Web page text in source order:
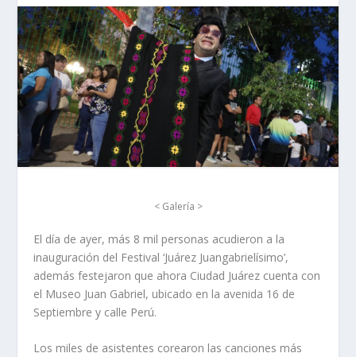
< Galería >
El día de ayer, más 8 mil personas acudieron a la
inauguración del Festival ‘Juárez Juangabrielísimo’,
además festejaron que ahora Ciudad Juárez cuenta con
el Museo Juan Gabriel, ubicado en la avenida 16 de
Septiembre y calle Perú.
Los miles de asistentes corearon las canciones más